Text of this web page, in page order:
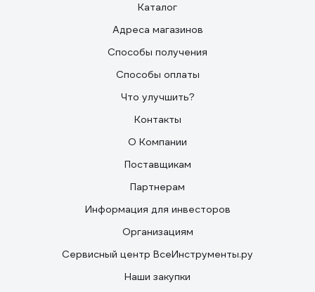
Каталог
Адреса магазинов
Способы получения
Способы оплаты
Что улучшить?
Контакты
О Компании
Поставщикам
Партнерам
Информация для инвесторов
Организациям
Сервисный центр ВсеИнструменты.ру
Наши закупки